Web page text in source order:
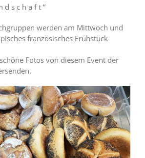
d s c h a f t “
werden am Mittwoch und
französisches Frühstück
Fotos von diesem Event der